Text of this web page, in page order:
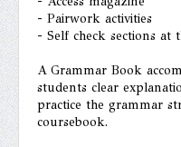
- Pairwork activities
- Self check sections at
A Grammar Book
students clear
practice the grammar
coursebook.